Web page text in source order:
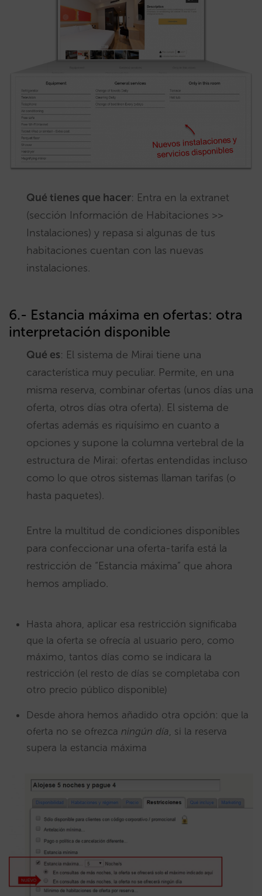
Qué tienes que hacer: Entra en la extranet
(sección Información de Habitaciones >>
Instalaciones) y repasa si algunas de tus
habitaciones cuentan con las nuevas
instalaciones.
6.- Estancia máxima en ofertas: otra
interpretación disponible
Qué es: El sistema de Mirai tiene una
característica muy peculiar. Permite, en una
misma reserva, combinar ofertas (unos días una
oferta, otros días otra oferta). El sistema de
ofertas además es riquísimo en cuanto a
opciones y supone la columna vertebral de la
estructura de Mirai: ofertas entendidas incluso
como lo que otros sistemas llaman tarifas (o
hasta paquetes).
Entre la multitud de condiciones disponibles
para confeccionar una oferta-tarifa está la
restricción de “Estancia máxima” que ahora
hemos ampliado.
Hasta ahora, aplicar esa restricción significaba
que la oferta se ofrecía al usuario pero, como
máximo, tantos días como se indicara la
restricción (el resto de días se completaba con
otro precio público disponible)
Desde ahora hemos añadido otra opción: que la
oferta no se ofrezca ningún día, si la reserva
supera la estancia máxima